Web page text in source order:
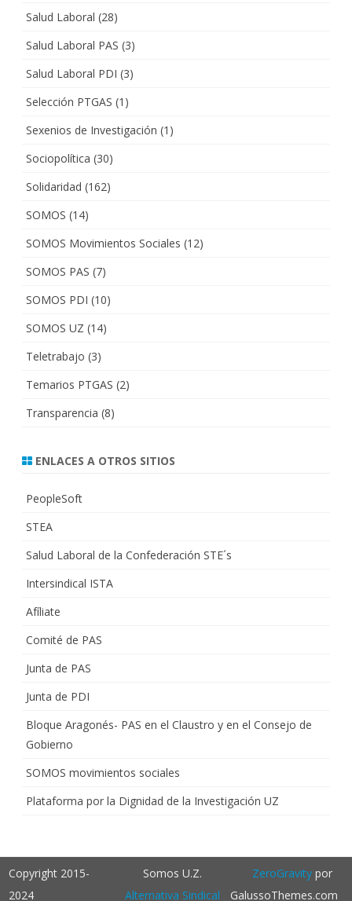
Salud Laboral (28)
Salud Laboral PAS (3)
Salud Laboral PDI (3)
Selección PTGAS (1)
Sexenios de Investigación (1)
Sociopolítica (30)
Solidaridad (162)
SOMOS (14)
SOMOS Movimientos Sociales (12)
SOMOS PAS (7)
SOMOS PDI (10)
SOMOS UZ (14)
Teletrabajo (3)
Temarios PTGAS (2)
Transparencia (8)
ENLACES A OTROS SITIOS
PeopleSoft
STEA
Salud Laboral de la Confederación STE´s
Intersindical ISTA
Afíliate
Comité de PAS
Junta de PAS
Junta de PDI
Bloque Aragonés- PAS en el Claustro y en el Consejo de
Gobierno
SOMOS movimientos sociales
Plataforma por la Dignidad de la Investigación UZ
Copyright 2015-
2024
Somos U.Z.
Alternativa Sindical
ZeroGravitypor
GalussoThemes.com